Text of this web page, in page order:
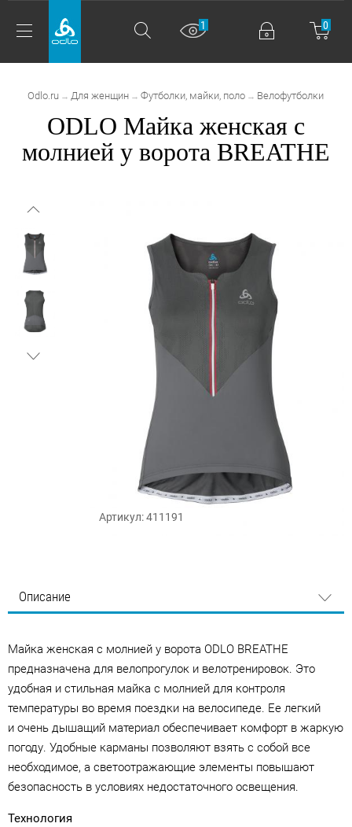
0
1
Odlo.ru → Для женщин → Футболки, майки, поло → Велофутболки
ODLO Майка женская с
молнией у ворота BREATHE
Артикул: 411191
Описание
Майка женская с молнией у ворота ODLO BREATHE
предназначена для велопрогулок и велотренировок. Это
удобная и стильная майка с молнией для контроля
температуры во время поездки на велосипеде. Ее легкий
и очень дышащий материал обеспечивает комфорт в жаркую
погоду. Удобные карманы позволяют взять с собой все
необходимое, а светоотражающие элементы повышают
безопасность в условиях недостаточного освещения.
Технология